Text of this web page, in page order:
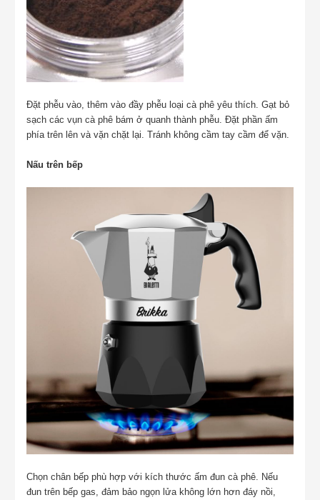
Đặt phễu vào, thêm vào đầy phễu loại cà phê yêu thích. Gạt bỏ
sạch các vụn cà phê bám ở quanh thành phễu. Đặt phần ấm
phía trên lên và vặn chặt lại. Tránh không cầm tay cầm để vặn.
Nấu trên bếp
Chọn chân bếp phù hợp với kích thước ấm đun cà phê. Nếu
đun trên bếp gas, đảm bảo ngọn lửa không lớn hơn đáy nồi,